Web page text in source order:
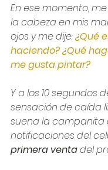
En ese momento,
la cabeza en mis
ojos y me dije: ¿Qué
haciendo? ¿Qué
me gusta pintar?
Y a los 10 segundos
sensación de caída
suena la campanita
notificaciones del
primera venta del